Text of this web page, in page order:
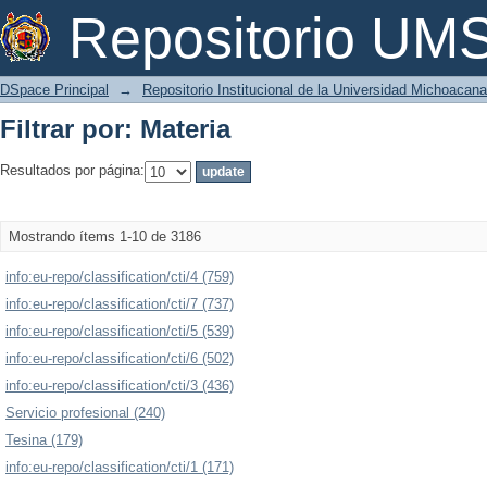
Repositorio
Filtrar por: Materia
DSpace Principal → Repositorio Institucional de la Universidad
Filtrar por: Materia
Resultados por página:
Mostrando ítems 1-10 de 3186
info:eu-repo/classification/cti/4 (759)
info:eu-repo/classification/cti/7 (737)
info:eu-repo/classification/cti/5 (539)
info:eu-repo/classification/cti/6 (502)
info:eu-repo/classification/cti/3 (436)
Servicio profesional (240)
Tesina (179)
info:eu-repo/classification/cti/1 (171)